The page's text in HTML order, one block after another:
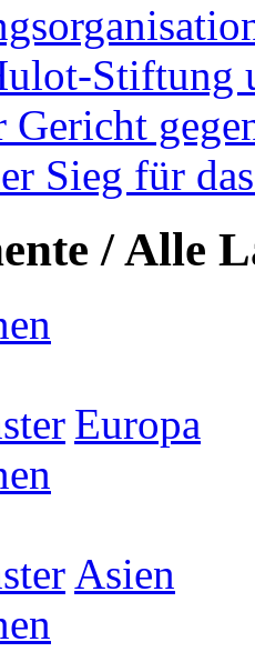
Stiftung
Sieg für
/ Alle
Europa
Asien